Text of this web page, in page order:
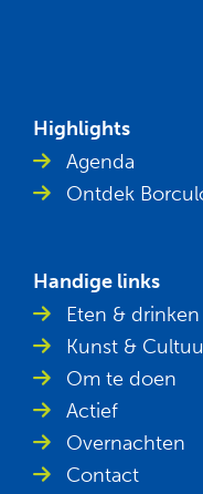
Highlights
Agenda
Ontdek
Handige links
Eten & drinken
Kunst &
Om te doen
Actief
Overnachten
Contact